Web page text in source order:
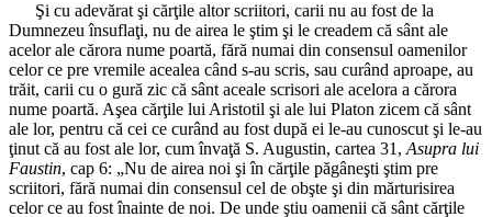
Şi cu adevărat şi cărţile altor scriitori, carii nu au fost de la
Dumnezeu însuflaţi, nu de airea le ştim şi le creadem că sânt ale
acelor ale cărora nume poartă, fără numai din consensul oamenilor
celor ce pre vremile acealea când s-au scris, sau curând aproape, au
trăit, carii cu o gură zic că sânt aceale scrisori ale acelora a cărora
nume poartă. Aşea cărţile lui Aristotil şi ale lui Platon zicem că sânt
ale lor, pentru că cei ce curând au fost după ei le-au cunoscut şi le-au
ţinut că au fost ale lor, cum învaţă S. Augustin, cartea 31, Asupra lui
Faustin, cap 6: „Nu de airea noi şi în cărţile păgâneşti ştim pre
scriitori, fără numai din consensul cel de obşte şi din mărturisirea
celor ce au fost înainte de noi. De unde ştiu oamenii că sânt cărţile